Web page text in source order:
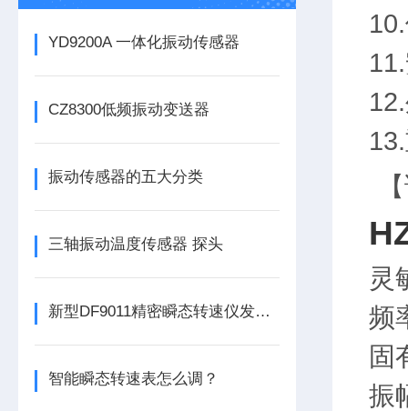
YD9200A 一体化振动传感器
CZ8300低频振动变送器
振动传感器的五大分类
三轴振动温度传感器 探头
新型DF9011精密瞬态转速仪发布，为工业转速监测带来革新
智能瞬态转速表怎么调？
灵
频
固
振